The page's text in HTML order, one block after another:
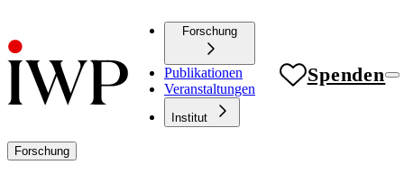
Forschung
Publikationen
Veranstaltungen
Institut
Spenden
Forschung